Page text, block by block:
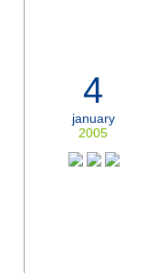
4
january
2005